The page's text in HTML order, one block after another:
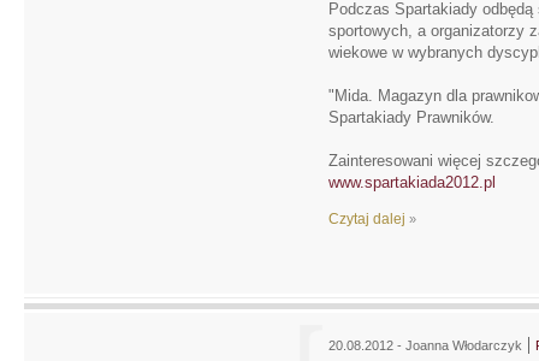
Podczas Spartakiady
sportowych, a organizatorzy
wiekowe w wybranych
"Mida. Magazyn dla
Spartakiady Prawników.
Zainteresowani więcej
www.spartakiada2012.pl
Czytaj dalej »
20.08.2012 - Joanna Włodarczyk